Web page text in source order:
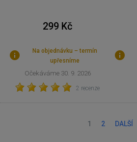
299 Kč
Na objednávku – termín
upřesníme
Očekáváme 30. 9. 2026
2 recenze
1 2 DALŠÍ